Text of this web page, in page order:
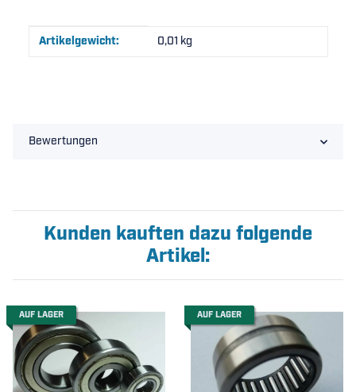
Produkteigenschaft
Wert
Artikelgewicht: 0,01 kg
Bewertungen
Kunden kauften dazu folgende
Artikel:
AUF LAGER AUF LAGER